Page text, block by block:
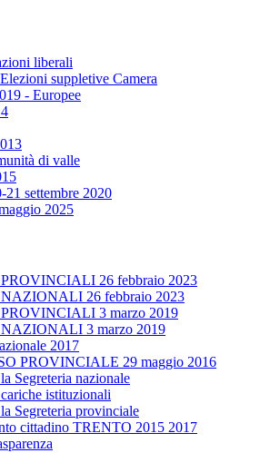
liberali
suppletive Camera
- Europee
di valle
settembre 2020
2025
26 febbraio 2023
26 febbraio 2023
3 marzo 2019
3 marzo 2019
2017
PROVINCIALE 29 maggio 2016
Segreteria nazionale
istituzionali
Segreteria provinciale
cittadino TRENTO 2015 2017